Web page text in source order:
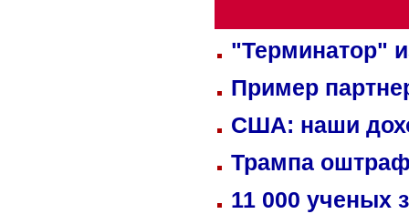
"Терминатор"
Пример
США: наши
Трампа
11 000 ученых